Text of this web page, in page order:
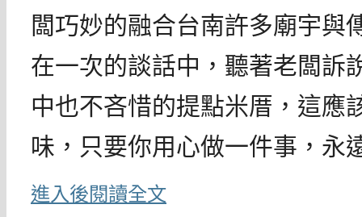
闆巧妙的融合台南許多廟宇與
在一次的談話中，聽著老闆訴
中也不吝惜的提點米厝，這應
味，只要你用心做一件事，永
進入後閱讀全文